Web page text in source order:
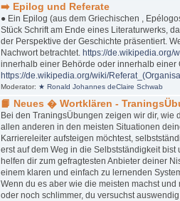
➡️ Epilog und Referate
● Ein Epilog (aus dem Griechischen ,
Stück Schrift am Ende eines Literaturwerks,
der Perspektive der Geschichte präsentiert.
Nachwort betrachtet. https://de.wikipedia.org/
innerhalb einer Behörde oder innerhalb einer
https://de.wikipedia.org/wiki/
Moderator: ★ Ronald Johannes deClaire Schwab
📙 Neues � Wortklären -
Bei den TraningsÜbungen zeigen wir dir, wie
allen anderen in den meisten Situationen
Karriereleiter aufsteigen möchtest,
erst auf dem Weg in die Selbstständigkeit
helfen dir zum gefragtesten Anbieter deiner
einem klaren und einfach zu lernenden
Wenn du es aber wie die meisten machst
oder noch schlimmer, du versuchst